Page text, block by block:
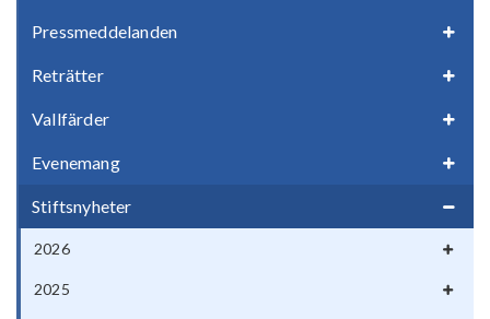
Pressmeddelanden
Reträtter
Vallfärder
Evenemang
Stiftsnyheter
2026
2025